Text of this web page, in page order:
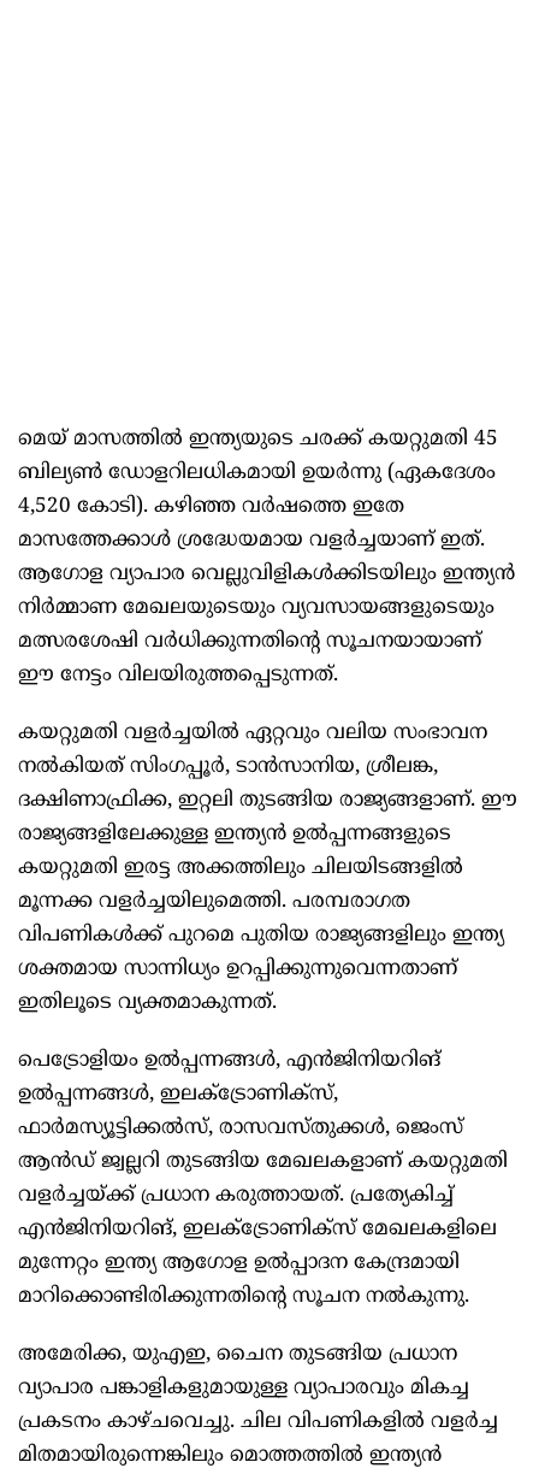
മെയ് മാസത്തിൽ ഇന്ത്യയുടെ ചരക്ക് കയറ്റുമതി 45
ബില്യൺ ഡോളറിലധികമായി ഉയർന്നു (ഏകദേശം
4,520 കോടി). കഴിഞ്ഞ വർഷത്തെ ഇതേ
മാസത്തേക്കാൾ ശ്രദ്ധേയമായ വളർച്ചയാണ് ഇത്.
ആഗോള വ്യാപാര വെല്ലുവിളികൾക്കിടയിലും ഇന്ത്യൻ
നിർമ്മാണ മേഖലയുടെയും വ്യവസായങ്ങളുടെയും
മത്സരശേഷി വർധിക്കുന്നതിന്റെ സൂചനയായാണ്
ഈ നേട്ടം വിലയിരുത്തപ്പെടുന്നത്.
കയറ്റുമതി വളർച്ചയിൽ ഏറ്റവും വലിയ സംഭാവന
നൽകിയത് സിംഗപ്പൂർ, ടാൻസാനിയ, ശ്രീലങ്ക,
ദക്ഷിണാഫ്രിക്ക, ഇറ്റലി തുടങ്ങിയ രാജ്യങ്ങളാണ്. ഈ
രാജ്യങ്ങളിലേക്കുള്ള ഇന്ത്യൻ ഉൽപ്പന്നങ്ങളുടെ
കയറ്റുമതി ഇരട്ട അക്കത്തിലും ചിലയിടങ്ങളിൽ
മൂന്നക്ക വളർച്ചയിലുമെത്തി. പരമ്പരാഗത
വിപണികൾക്ക് പുറമെ പുതിയ രാജ്യങ്ങളിലും ഇന്ത്യ
ശക്തമായ സാന്നിധ്യം ഉറപ്പിക്കുന്നുവെന്നതാണ്
ഇതിലൂടെ വ്യക്തമാകുന്നത്.
പെട്രോളിയം ഉൽപ്പന്നങ്ങൾ, എൻജിനിയറിങ്
ഉൽപ്പന്നങ്ങൾ, ഇലക്ട്രോണിക്സ്,
ഫാർമസ്യൂട്ടിക്കൽസ്, രാസവസ്തുക്കൾ, ജെംസ്
ആൻഡ് ജ്വല്ലറി തുടങ്ങിയ മേഖലകളാണ് കയറ്റുമതി
വളർച്ചയ്ക്ക് പ്രധാന കരുത്തായത്. പ്രത്യേകിച്ച്
എൻജിനിയറിങ്, ഇലക്ട്രോണിക്സ് മേഖലകളിലെ
മുന്നേറ്റം ഇന്ത്യ ആഗോള ഉൽപ്പാദന കേന്ദ്രമായി
മാറിക്കൊണ്ടിരിക്കുന്നതിന്റെ സൂചന നൽകുന്നു.
അമേരിക്ക, യുഎഇ, ചൈന തുടങ്ങിയ പ്രധാന
വ്യാപാര പങ്കാളികളുമായുള്ള വ്യാപാരവും മികച്ച
പ്രകടനം കാഴ്ചവെച്ചു. ചില വിപണികളിൽ വളർച്ച
മിതമായിരുന്നെങ്കിലും മൊത്തത്തിൽ ഇന്ത്യൻ